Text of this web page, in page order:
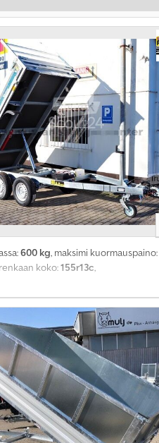
600 kg, maksimi kuormauspaino:
koko:155r13c,